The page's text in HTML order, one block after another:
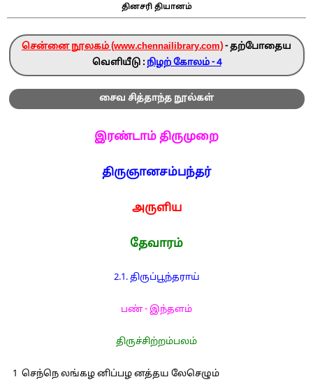
தினசரி தியானம்
சென்னை நூலகம் (www.chennailibrary.com)- தற்போதைய
வெளியீடு : நிழற் கோலம் - 4
சைவ சித்தாந்த நூல்கள்
இரண்டாம் திருமுறை
திருஞானசம்பந்தர்
அருளிய
தேவாரம்
2.1. திருப்பூந்தராய்
பண் - இந்தளம்
திருச்சிற்றம்பலம்
1 செந்நெ லங்கழ னிப்பழ னத்தய லேசெழும்